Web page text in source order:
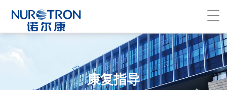
康复指导